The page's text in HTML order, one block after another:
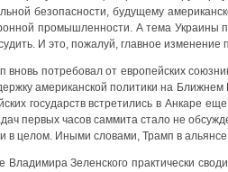
без­опас­но­сти, буду­ще­му
про­мыш­лен­но­сти. А тема Укра­и­ны
И это, пожа­луй, глав­ное
потре­бо­вал от евро­пей­ских
аме­ри­кан­ской поли­ти­ки на
госу­дарств встре­ти­лись в Анка­ре
пер­вых часов сам­ми­та ста­ло не
в целом. Ины­ми сло­ва­ми, Трамп в
Вла­ди­ми­ра Зелен­ско­го прак­ти­че­ски